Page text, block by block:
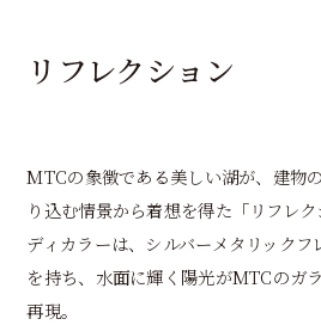
リフレクション
MTCの象徴である美しい湖が、建物
り込む情景から着想を得た「リフレ
ディカラーは、シルバーメタリック
を持ち、水面に輝く陽光がMTCのガ
再現。